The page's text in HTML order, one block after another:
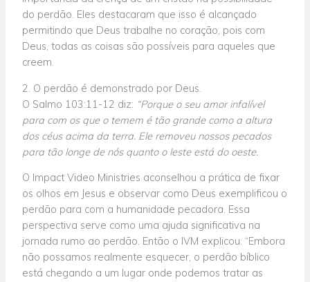
do perdão. Eles destacaram que isso é alcançado
permitindo que Deus trabalhe no coração, pois com
Deus, todas as coisas são possíveis para aqueles que
creem.
2. O perdão é demonstrado por Deus.
O Salmo 103:11-12 diz: “Porque o seu amor infalível
para com os que o temem é tão grande como a altura
dos céus acima da terra. Ele removeu nossos pecados
para tão longe de nós quanto o leste está do oeste.
O Impact Video Ministries aconselhou a prática de fixar
os olhos em Jesus e observar como Deus exemplificou o
perdão para com a humanidade pecadora. Essa
perspectiva serve como uma ajuda significativa na
jornada rumo ao perdão. Então o IVM explicou: “Embora
não possamos realmente esquecer, o perdão bíblico
está chegando a um lugar onde podemos tratar as